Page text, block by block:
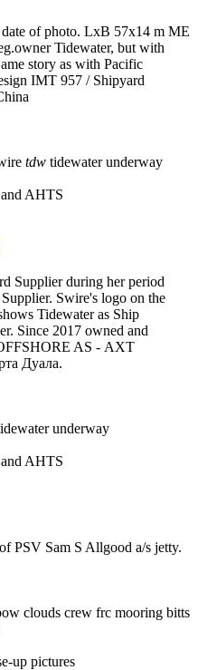
of photo. LxB 57x14 m ME
Tidewater, but with
story as with Pacific
IMT 957 / Shipyard
tdw tidewaterunderway
AHTS
Supplier during her period
Swire's logo on the
Tidewater as Ship
Since 2017 owned and
AS - АХТ
Дуала.
underway
AHTS
PSV Sam S Allgood a/s jetty.
clouds crew frc mooring bitts
up pictures